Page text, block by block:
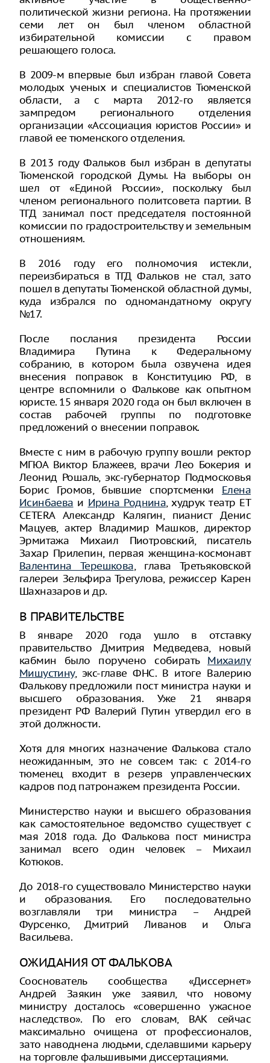
политической жизни региона. На протяжении
семи лет он был членом областной
избирательной комиссии с правом
решающего голоса.
В 2009-м впервые был избран главой Совета
молодых ученых и специалистов Тюменской
области, а с марта 2012-го является
зампредом регионального отделения
организации «Ассоциация юристов России» и
главой ее тюменского отделения.
В 2013 году Фальков был избран в депутаты
Тюменской городской Думы. На выборы он
шел от «Единой России», поскольку был
членом регионального политсовета партии. В
ТГД занимал пост председателя постоянной
комиссии по градостроительству и земельным
отношениям.
В 2016 году его полномочия истекли,
переизбираться в ТГД Фальков не стал, зато
пошел в депутаты Тюменской областной думы,
куда избрался по одномандатному округу
№17.
После послания президента России
Владимира Путина к Федеральному
собранию, в котором была озвучена идея
внесения поправок в Конституцию РФ, в
центре вспомнили о Фалькове как опытном
юристе. 15 января 2020 года он был включен в
состав рабочей группы по подготовке
предложений о внесении поправок.
Вместе с ним в рабочую группу вошли ректор
МГЮА Виктор Блажеев, врачи Лео Бокерия и
Леонид Рошаль, экс-губернатор Подмосковья
Борис Громов, бывшие спортсменки Елена
Исинбаева и Ирина Роднина, худрук театр ЕТ
CETERA Александр Калягин, пианист Денис
Мацуев, актер Владимир Машков, директор
Эрмитажа Михаил Пиотровский, писатель
Захар Прилепин, первая женщина-космонавт
Валентина Терешкова, глава Третьяковской
галереи Зельфира Трегулова, режиссер Карен
Шахназаров и др.
В ПРАВИТЕЛЬСТВЕ
В январе 2020 года ушло в отставку
правительство Дмитрия Медведева, новый
кабмин было поручено собирать Михаилу
Мишустину, экс-главе ФНС. В итоге Валерию
Фалькову предложили пост министра науки и
высшего образования. Уже 21 января
президент РФ Валерий Путин утвердил его в
этой должности.
Хотя для многих назначение Фалькова стало
неожиданным, это не совсем так: с 2014-го
тюменец входит в резерв управленческих
кадров под патронажем президента России.
Министерство науки и высшего образования
как самостоятельное ведомство существует с
мая 2018 года. До Фалькова пост министра
занимал всего один человек – Михаил
Котюков.
До 2018-го существовало Министерство науки
и образования. Его последовательно
возглавляли три министра – Андрей
Фурсенко, Дмитрий Ливанов и Ольга
Васильева.
ОЖИДАНИЯ ОТ ФАЛЬКОВА
Сооснователь сообщества «Диссернет»
Андрей Заякин уже заявил, что новому
министру досталось «совершенно ужасное
наследство». По его словам, ВАК сейчас
максимально очищена от профессионалов,
зато наводнена людьми, сделавшими карьеру
на торговле фальшивыми диссертациями.